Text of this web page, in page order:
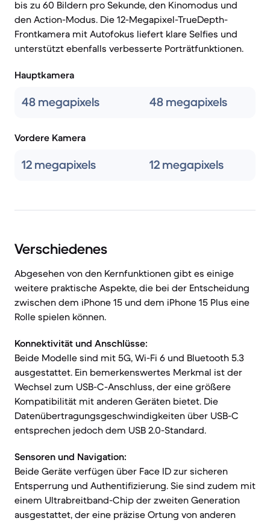
bis zu 60 Bildern pro Sekunde, den Kinomodus und
den Action-Modus. Die 12-Megapixel-TrueDepth-
Frontkamera mit Autofokus liefert klare Selfies und
unterstützt ebenfalls verbesserte Porträtfunktionen.
Hauptkamera
48 megapixels 48 megapixels
Vordere Kamera
12 megapixels 12 megapixels
Verschiedenes
Abgesehen von den Kernfunktionen gibt es einige
weitere praktische Aspekte, die bei der Entscheidung
zwischen dem iPhone 15 und dem iPhone 15 Plus eine
Rolle spielen können.
Konnektivität und Anschlüsse:
Beide Modelle sind mit 5G, Wi-Fi 6 und Bluetooth 5.3
ausgestattet. Ein bemerkenswertes Merkmal ist der
Wechsel zum USB-C-Anschluss, der eine größere
Kompatibilität mit anderen Geräten bietet. Die
Datenübertragungsgeschwindigkeiten über USB-C
entsprechen jedoch dem USB 2.0-Standard.
Sensoren und Navigation:
Beide Geräte verfügen über Face ID zur sicheren
Entsperrung und Authentifizierung. Sie sind zudem mit
einem Ultrabreitband-Chip der zweiten Generation
ausgestattet, der eine präzise Ortung von anderen